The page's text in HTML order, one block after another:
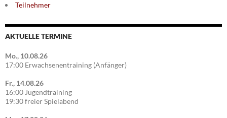
Teilnehmer
AKTUELLE TERMINE
Mo., 10.08.26
17:00 Erwachsenentraining (Anfänger)
Fr., 14.08.26
16:00 Jugendtraining
19:30 freier Spielabend